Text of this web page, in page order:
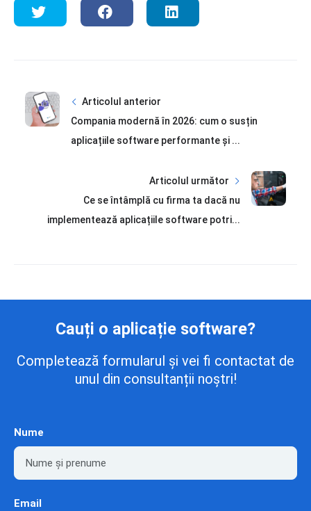
Articolul anterior
Compania modernă în 2026: cum o susțin
aplicațiile software performante și ...
Articolul următor
Ce se întâmplă cu firma ta dacă nu
implementează aplicațiile software potri...
Cauți o aplicație software?
Completează formularul și vei fi contactat de
unul din consultanții noștri!
Nume
Email